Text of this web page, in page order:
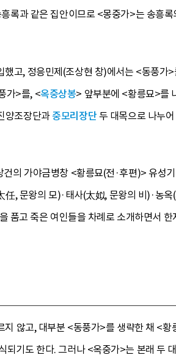
과 같은 집안이므로 <몽중가>는 송흥록
고, 정응민제(조상현 창)에서는 <동풍가
가>를, <옥중상봉> 앞부분에 <황릉묘>를
양조장단과중모리장단두 대목으로 나누
의 가야금병창 <황릉묘(전·후편)> 유성
, 문왕의 모)·태사(太姒, 문왕의 비)·농
품고 죽은 여인들을 차례로 소개하면서 한
않고, 대부분 <동풍가>를 생략한 채 <황
기도 한다. 그러나 <옥중가>는 본래 두